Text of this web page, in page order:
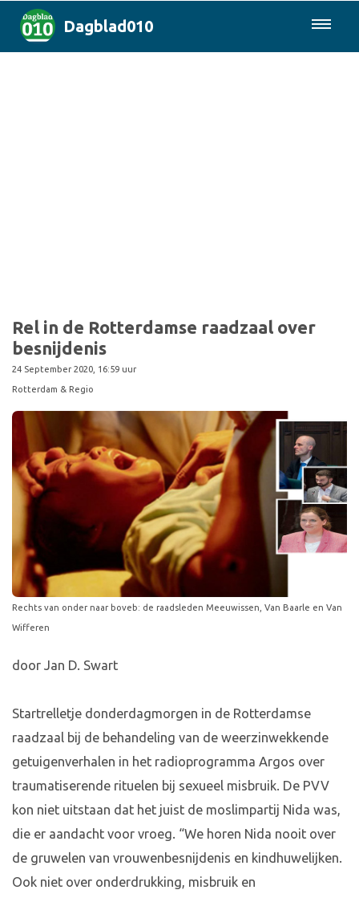
Dagblad010
Rel in de Rotterdamse raadzaal over
besnijdenis
24 September 2020, 16:59 uur
Rotterdam & Regio
Rechts van onder naar boveb: de raadsleden Meeuwissen, Van Baarle en Van
Wifferen
door Jan D. Swart
Startrelletje donderdagmorgen in de Rotterdamse
raadzaal bij de behandeling van de weerzinwekkende
getuigenverhalen in het radioprogramma Argos over
traumatiserende rituelen bij sexueel misbruik. De PVV
kon niet uitstaan dat het juist de moslimpartij Nida was,
die er aandacht voor vroeg. “We horen Nida nooit over
de gruwelen van vrouwenbesnijdenis en kindhuwelijken.
Ook niet over onderdrukking, misbruik en